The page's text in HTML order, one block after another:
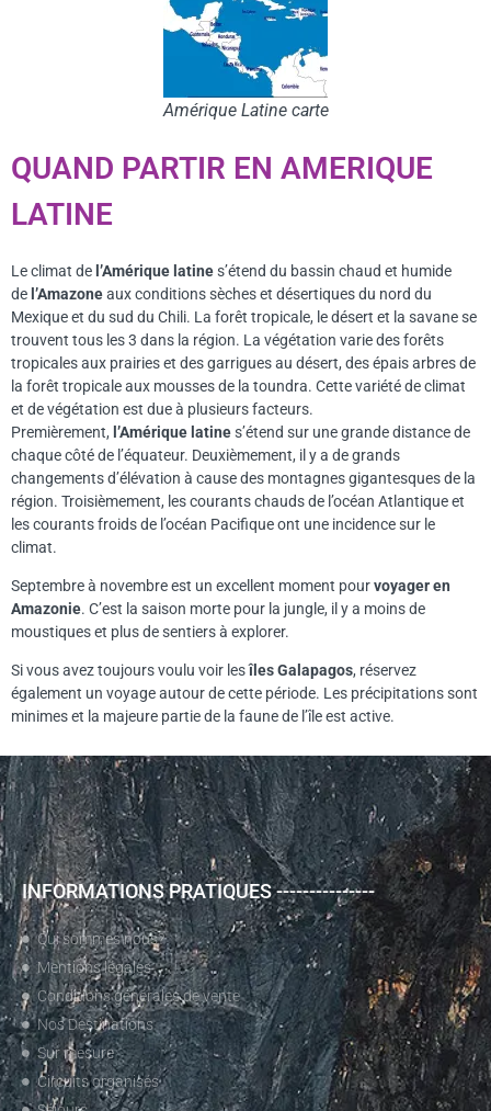
Amérique Latine carte
QUAND PARTIR EN AMERIQUE
LATINE
Le climat de l’Amérique latines’étend du bassin chaud et humide
de l’Amazoneaux conditions sèches et désertiques du nord du
Mexique et du sud du Chili. La forêt tropicale, le désert et la savane se
trouvent tous les 3 dans la région. La végétation varie des forêts
tropicales aux prairies et des garrigues au désert, des épais arbres de
la forêt tropicale aux mousses de la toundra. Cette variété de climat
et de végétation est due à plusieurs facteurs.
Premièrement, l’Amérique latines’étend sur une grande distance de
chaque côté de l’équateur. Deuxièmement, il y a de grands
changements d’élévation à cause des montagnes gigantesques de la
région. Troisièmement, les courants chauds de l’océan Atlantique et
les courants froids de l’océan Pacifique ont une incidence sur le
climat.
Septembre à novembre est un excellent moment pourvoyager en
Amazonie. C’est la saison morte pour la jungle, il y a moins de
moustiques et plus de sentiers à explorer.
Si vous avez toujours voulu voir lesîles Galapagos, réservez
également un voyage autour de cette période. Les précipitations sont
minimes et la majeure partie de la faune de l’île est active.
INFORMATIONS PRATIQUES ---------------
Qui sommes nous?
Mentions légales
Conditions générales de vente
Nos Destinations
Sur mesure
Circuits organisés